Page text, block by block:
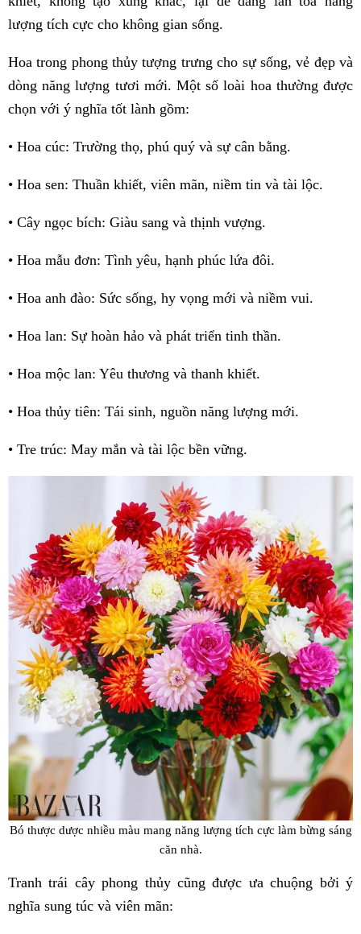
lượng tích cực cho không gian sống.
Hoa trong phong thủy tượng trưng cho sự sống, vẻ đẹp và
dòng năng lượng tươi mới. Một số loài hoa thường được
chọn với ý nghĩa tốt lành gồm:
• Hoa cúc: Trường thọ, phú quý và sự cân bằng.
• Hoa sen: Thuần khiết, viên mãn, niềm tin và tài lộc.
• Cây ngọc bích: Giàu sang và thịnh vượng.
• Hoa mẫu đơn: Tình yêu, hạnh phúc lứa đôi.
• Hoa anh đào: Sức sống, hy vọng mới và niềm vui.
• Hoa lan: Sự hoàn hảo và phát triển tinh thần.
• Hoa mộc lan: Yêu thương và thanh khiết.
• Hoa thủy tiên: Tái sinh, nguồn năng lượng mới.
• Tre trúc: May mắn và tài lộc bền vững.
Bó thược dược nhiều màu mang năng lượng tích cực làm bừng sáng
căn nhà.
Tranh trái cây phong thủy cũng được ưa chuộng bởi ý
nghĩa sung túc và viên mãn: